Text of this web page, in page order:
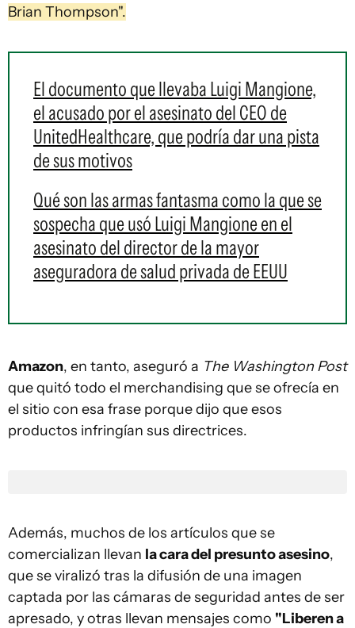
Brian Thompson".
El documento que llevaba Luigi Mangione,
el acusado por el asesinato del CEO de
UnitedHealthcare, que podría dar una pista
de sus motivos
Qué son las armas fantasma como la que se
sospecha que usó Luigi Mangione en el
asesinato del director de la mayor
aseguradora de salud privada de EEUU
Amazon, en tanto, aseguró a The Washington Post
que quitó todo el merchandising que se ofrecía en
el sitio con esa frase porque dijo que esos
productos infringían sus directrices.
Además, muchos de los artículos que se
comercializan llevan la cara del presunto asesino,
que se viralizó tras la difusión de una imagen
captada por las cámaras de seguridad antes de ser
apresado, y otras llevan mensajes como "Liberen a